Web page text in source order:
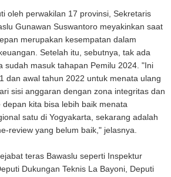
oleh perwakilan 17 provinsi, Sekretaris
Gunawan Suswantoro meyakinkan saat
merupakan kesempatan dalam
Setelah itu, sebutnya, tak ada
sudah masuk tahapan Pemilu 2024. "Ini
dan awal tahun 2022 untuk menata ulang
sisi anggaran dengan zona integritas dan
kita bisa lebih baik menata
satu di Yogyakarta, sekarang adalah
review yang belum baik," jelasnya.
teras Bawaslu seperti Inspektur
Dukungan Teknis La Bayoni, Deputi